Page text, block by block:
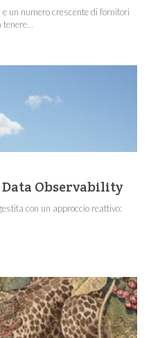
un numero crescente di fornitori
Observability
con un approccio reattivo: